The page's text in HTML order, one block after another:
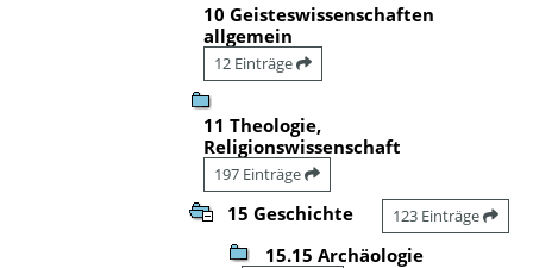
10 Geisteswissenschaften
allgemein
12 Einträge
11 Theologie,
Religionswissenschaft
197 Einträge
15 Geschichte 123 Einträge
15.15 Archäologie